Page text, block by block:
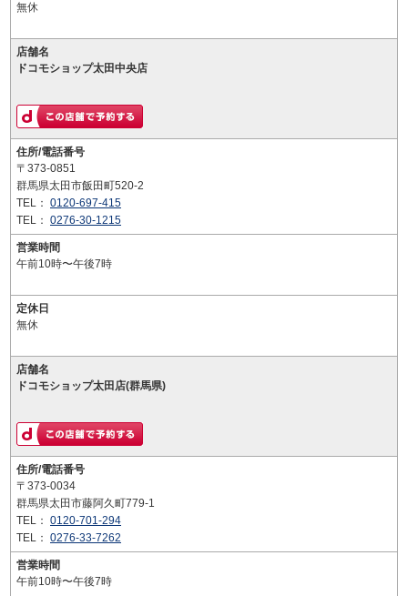
無休
店舗名
ドコモショップ太田中央店
住所/電話番号
〒373-0851
群馬県太田市飯田町520-2
TEL： 0120-697-415
TEL： 0276-30-1215
営業時間
午前10時〜午後7時
定休日
無休
店舗名
ドコモショップ太田店(群馬県)
住所/電話番号
〒373-0034
群馬県太田市藤阿久町779-1
TEL： 0120-701-294
TEL： 0276-33-7262
営業時間
午前10時〜午後7時